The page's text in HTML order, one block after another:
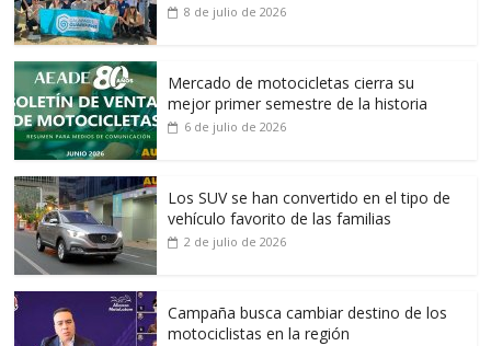
8 de julio de 2026
Mercado de motocicletas cierra su
mejor primer semestre de la historia
6 de julio de 2026
Los SUV se han convertido en el tipo de
vehículo favorito de las familias
2 de julio de 2026
Campaña busca cambiar destino de los
motociclistas en la región